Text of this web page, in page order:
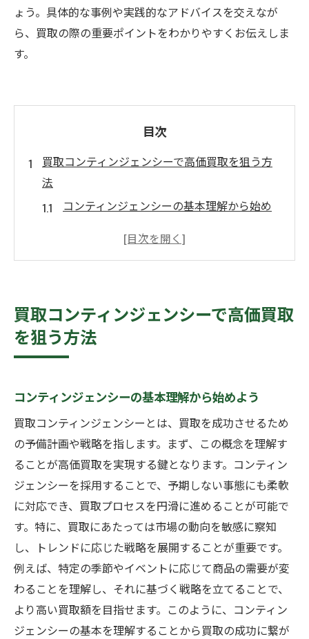
ょう。具体的な事例や実践的なアドバイスを交えなが
ら、買取の際の重要ポイントをわかりやすくお伝えしま
す。
目次
買取コンティンジェンシーで高価買取を狙う方
法
コンティンジェンシーの基本理解から始め
市場調査に基づく買取効果の最大化
コンティンジェンシーを用いたリスク管理
買取プロセスの効率化と最適化
市場分析を活用した買取金額の最大化
交渉テクニックで買取価格を引き上げる
複数の査定を駆使した比較分析
顧客ニーズを捉えた戦略的提案
長期的視野での買取プランニング
買取後の追加サービスで信頼関係を構築
成功事例から学ぶ買取のポイント
高価買取成功事例の分析と考察
問題解決型アプローチの実践
失敗事例から学ぶリスク回避策
実際のケーススタディの紹介
買取コンティンジェンシーで高価買取
を狙う方法
コンティンジェンシーの基本理解から始めよう
買取コンティンジェンシーとは、買取を成功させるため
の予備計画や戦略を指します。まず、この概念を理解す
ることが高価買取を実現する鍵となります。コンティン
ジェンシーを採用することで、予期しない事態にも柔軟
に対応でき、買取プロセスを円滑に進めることが可能で
す。特に、買取にあたっては市場の動向を敏感に察知
し、トレンドに応じた戦略を展開することが重要です。
例えば、特定の季節やイベントに応じて商品の需要が変
わることを理解し、それに基づく戦略を立てることで、
より高い買取額を目指せます。このように、コンティン
ジェンシーの基本を理解することから買取の成功に繋が